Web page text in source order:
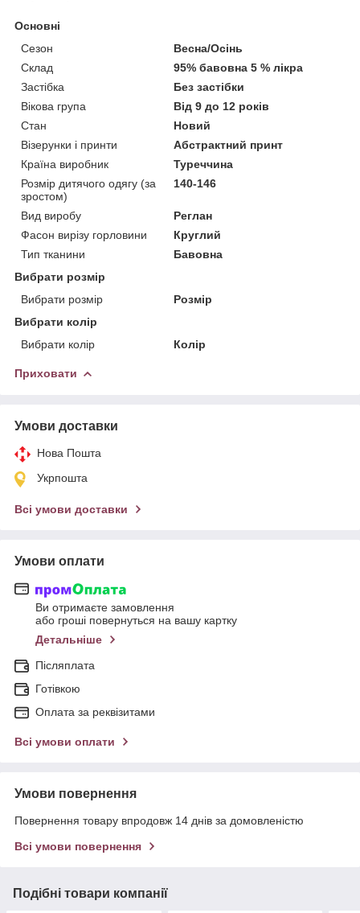
Основні
Сезон
Весна/Осінь
Склад
95% бавовна 5 % лікра
Застібка
Без застібки
Вікова група
Від 9 до 12 років
Стан
Новий
Візерунки і принти
Абстрактний принт
Країна виробник
Туреччина
Розмір дитячого одягу (за
зростом)
140-146
Вид виробу
Реглан
Фасон вирізу горловини
Круглий
Тип тканини
Бавовна
Вибрати розмір
Вибрати розмір
Розмір
Вибрати колір
Вибрати колір
Колір
Приховати
Умови доставки
Нова Пошта
Укрпошта
Всі умови доставки
Умови оплати
Ви отримаєте замовлення
або гроші повернуться на вашу картку
Детальніше
Післяплата
Готівкою
Оплата за реквізитами
Всі умови оплати
Умови повернення
Повернення товару впродовж 14 днів за домовленістю
Всі умови повернення
Подібні товари компанії